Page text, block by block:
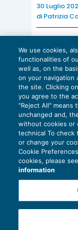
30 Luglio
di Patrizia
EU AI Act
scadenze
27 Luglio
di Diego
Copyright
Piazza Luigi
We use cookies,
functionalities of
well as, on the
on your navigation
the site. Clicking
you agree to the
"Reject All"
unchanged and,
without cookies or
technical To
or change your
Cookie
cookies, please
information